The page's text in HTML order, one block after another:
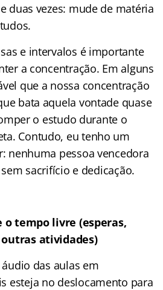
duas vezes: mude de matéria
e intervalos é importante
a concentração. Em alguns
que a nossa concentração
bata aquela vontade quase
o estudo durante o
Contudo, eu tenho um
nenhuma pessoa vencedora
sacrifício e dedicação.
o tempo livre (esperas,
atividades)
das aulas em
esteja no deslocamento para